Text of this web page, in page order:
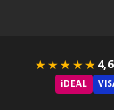
★★★★★
iDEAL